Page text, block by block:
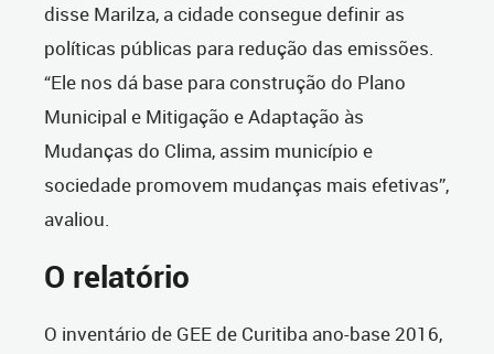
disse Marilza, a cidade consegue definir as
políticas públicas para redução das emissões.
“Ele nos dá base para construção do Plano
Municipal e Mitigação e Adaptação às
Mudanças do Clima, assim município e
sociedade promovem mudanças mais efetivas”,
avaliou.
O relatório
O inventário de GEE de Curitiba ano-base 2016,